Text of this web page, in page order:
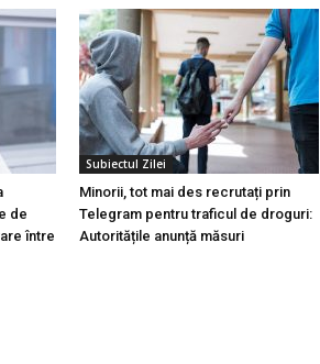
de
între
Subiectul Zilei
Minorii, tot mai des recrutați prin
Telegram pentru traficul de droguri:
Autoritățile anunță măsuri